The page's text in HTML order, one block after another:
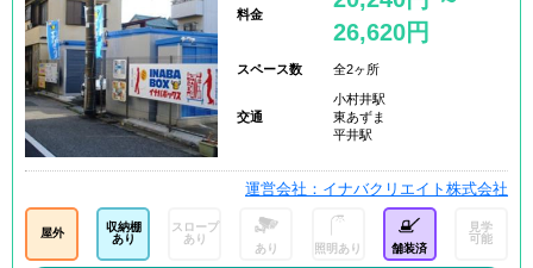
料金
26,620円
スペース数 全2ヶ所
交通
小村井駅
東あずま
平井駅
運営会社：イナバクリエイト株式会社
屋外
収納棚
あり
スロープ
あり
あり 照明あり 舗装済
見学
可能